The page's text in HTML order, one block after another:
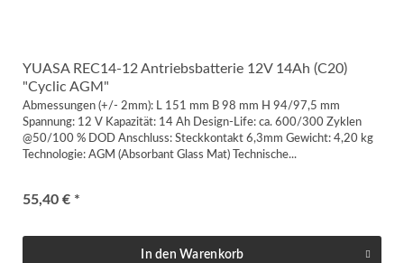
YUASA REC14-12 Antriebsbatterie 12V 14Ah (C20)
"Cyclic AGM"
Abmessungen (+/- 2mm): L 151 mm B 98 mm H 94/97,5 mm
Spannung: 12 V Kapazität: 14 Ah Design-Life: ca. 600/300 Zyklen
@50/100 % DOD Anschluss: Steckkontakt 6,3mm Gewicht: 4,20 kg
Technologie: AGM (Absorbant Glass Mat) Technische...
55,40 € *
In den Warenkorb